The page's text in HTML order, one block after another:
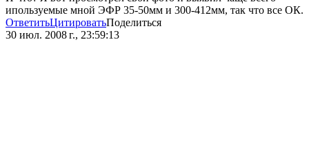
ипользуемые мной ЭФР 35-50мм и 300-412мм, так что все ОК.
ОтветитьЦитироватьПоделиться
30 июл. 2008 г., 23:59:13